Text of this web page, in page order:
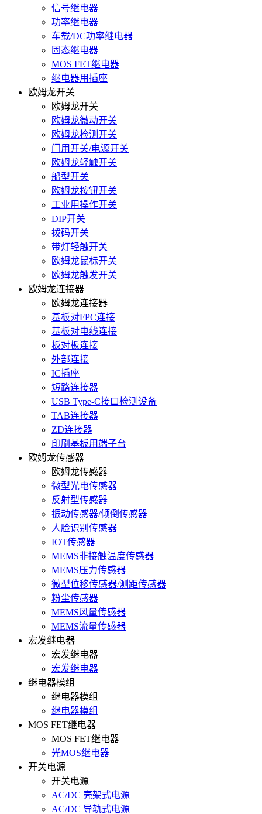
信号继电器
功率继电器
车载/DC功率继电器
固态继电器
MOS FET继电器
继电器用插座
欧姆龙开关
欧姆龙开关
欧姆龙微动开关
欧姆龙检测开关
门用开关/电源开关
欧姆龙轻触开关
船型开关
欧姆龙按钮开关
工业用操作开关
DIP开关
拨码开关
带灯轻触开关
欧姆龙鼠标开关
欧姆龙触发开关
欧姆龙连接器
欧姆龙连接器
基板对FPC连接
基板对电线连接
板对板连接
外部连接
IC插座
短路连接器
USB Type-C接口检测设备
TAB连接器
ZD连接器
印刷基板用端子台
欧姆龙传感器
欧姆龙传感器
微型光电传感器
反射型传感器
振动传感器/倾倒传感器
人脸识别传感器
IOT传感器
MEMS非接触温度传感器
MEMS压力传感器
微型位移传感器/测距传感器
粉尘传感器
MEMS风量传感器
MEMS流量传感器
宏发继电器
宏发继电器
宏发继电器
继电器模组
继电器模组
继电器模组
MOS FET继电器
MOS FET继电器
光MOS继电器
开关电源
开关电源
AC/DC 壳架式电源
AC/DC 导轨式电源